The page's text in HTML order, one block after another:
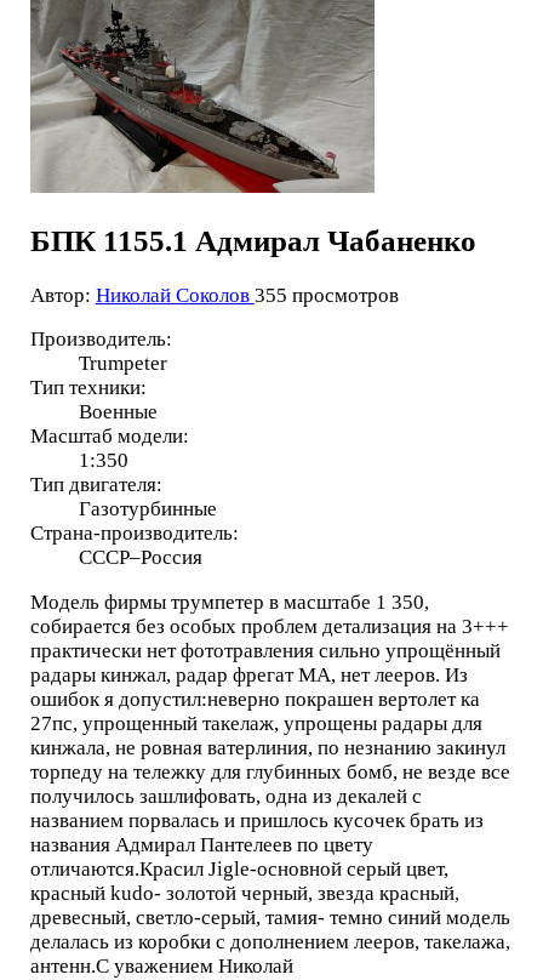
БПК 1155.1 Адмирал Чабаненко
Автор: Николай Соколов 355 просмотров
Производитель:
Trumpeter
Тип техники:
Военные
Масштаб модели:
1:350
Тип двигателя:
Газотурбинные
Страна-производитель:
СССР–Россия
Модель фирмы трумпетер в масштабе 1 350,
собирается без особых проблем детализация на 3+++
практически нет фототравления сильно упрощённый
радары кинжал, радар фрегат МА, нет лееров. Из
ошибок я допустил:неверно покрашен вертолет ка
27пс, упрощенный такелаж, упрощены радары для
кинжала, не ровная ватерлиния, по незнанию закинул
торпеду на тележку для глубинных бомб, не везде все
получилось зашлифовать, одна из декалей с
названием порвалась и пришлось кусочек брать из
названия Адмирал Пантелеев по цвету
отличаются.Красил Jigle-основной серый цвет,
красный kudo- золотой черный, звезда красный,
древесный, светло-серый, тамия- темно синий модель
делалась из коробки с дополнением лееров, такелажа,
антенн.С уважением Николай